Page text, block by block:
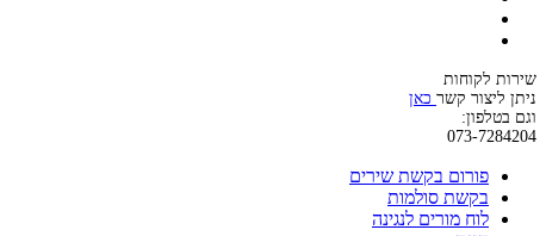
שירות לקוחות
ניתן ליצור קשר כאן
וגם בטלפון:
073-7284204
פורום בקשת שירים
בקשת סולמות
לוח מורים לנגינה